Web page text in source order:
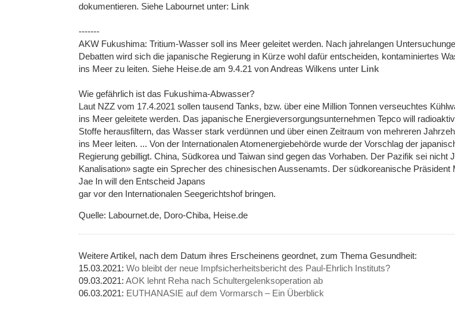
dokumentieren. Siehe Labournet unter: Link
-------
AKW Fukushima: Tritium-Wasser soll ins Meer geleitet werden. Nach jahrelangen
Debatten wird sich die japanische Regierung in Kürze wohl dafür entscheiden, kontaminiertes
ins Meer zu leiten. Siehe Heise.de am 9.4.21 von Andreas Wilkens unter Link
Wie gefährlich ist das Fukushima-Abwasser?
Laut NZZ vom 17.4.2021 sollen tausend Tanks, bzw. über eine Million Tonnen verseuchtes
ins Meer geleitete werden. Das japanische Energieversorgungsunternehmen Tepco will
Stoffe herausfiltern, das Wasser stark verdünnen und über einen Zeitraum von mehreren
ins Meer leiten. ... Von der Internationalen Atomenergiebehörde wurde der Vorschlag der
Regierung gebilligt. China, Südkorea und Taiwan sind gegen das Vorhaben. Der Pazifik sei nicht
Kanalisation» sagte ein Sprecher des chinesischen Aussenamts. Der südkoreanische Präsident
Jae In will den Entscheid Japans
gar vor den Internationalen Seegerichtshof bringen.
Quelle: Labournet.de, Doro-Chiba, Heise.de
Weitere Artikel, nach dem Datum ihres Erscheinens geordnet, zum Thema Gesundheit:
15.03.2021: Wo bleibt der neue Impfsicherheitsbericht des Paul-Ehrlich Instituts?
09.03.2021: AOK lehnt Reha nach Schultergelenksoperation ab
06.03.2021: EUTHANASIE auf dem Vormarsch – Ein Überblick